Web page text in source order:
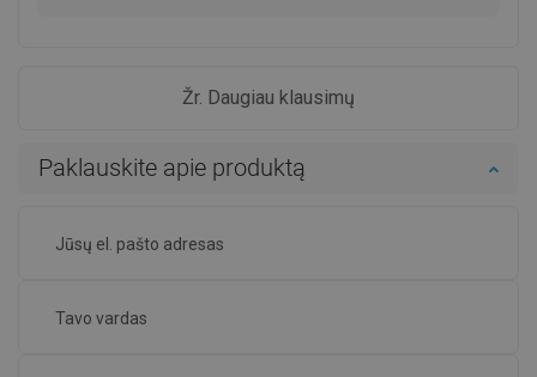
Žr. Daugiau klausimų
Paklauskite apie produktą